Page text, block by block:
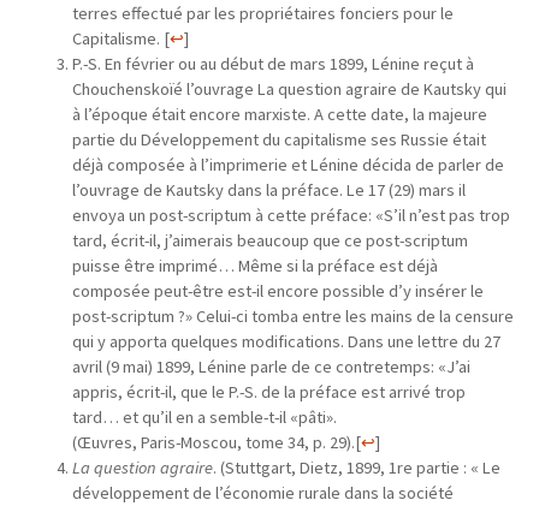
terres effectué par les propriétaires fonciers pour le
Capitalisme. [↩]
P.-S. En février ou au début de mars 1899, Lénine reçut à
Chouchenskoïé l’ouvrage La question agraire de Kautsky qui
à l’époque était encore marxiste. A cette date, la majeure
partie du Développement du capitalisme ses Russie était
déjà composée à l’imprimerie et Lénine décida de parler de
l’ouvrage de Kautsky dans la préface. Le 17 (29) mars il
envoya un post-scriptum à cette préface: «S’il n’est pas trop
tard, écrit-il, j’aimerais beaucoup que ce post-scriptum
puisse être imprimé… Même si la préface est déjà
composée peut-être est-il encore possible d’y insérer le
post-scriptum ?» Celui-ci tomba entre les mains de la censure
qui y apporta quelques modifications. Dans une lettre du 27
avril (9 mai) 1899, Lénine parle de ce contretemps: «J’ai
appris, écrit-il, que le P.-S. de la préface est arrivé trop
tard… et qu’il en a semble-t-il «pâti».
(Œuvres, Paris-Moscou, tome 34, p. 29).[↩]
La question agraire. (Stuttgart, Dietz, 1899, 1re partie : « Le
développement de l’économie rurale dans la société